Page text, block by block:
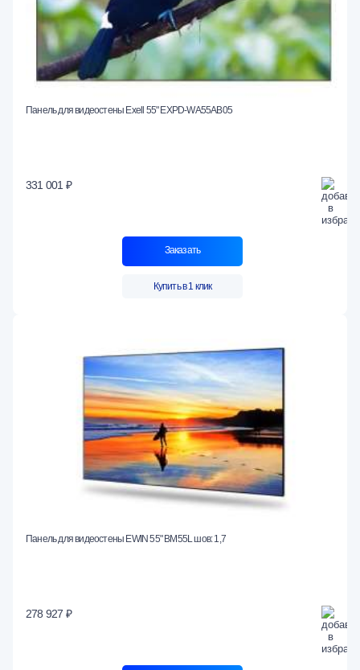
Панель для видеостены Exell 55" EXPD-WA55AB05
331 001 ₽
Заказать
Купить в 1 клик
Панель для видеостены EWIN 55" BM55L шов: 1,7
278 927 ₽